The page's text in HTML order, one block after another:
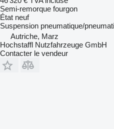
Semi-remorque fourgon
État neuf
Suspension pneumatique/
Autriche, Marz
Hochstaffl Nutzfahrzeuge GmbH
Contacter le vendeur